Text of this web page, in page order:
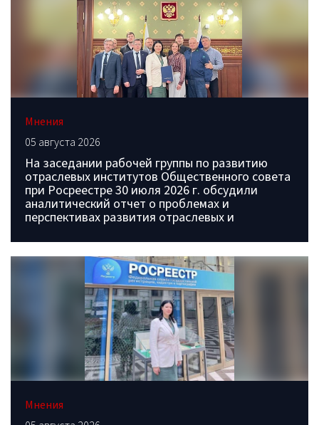
Мнения
05 августа 2026
На заседании рабочей группы по развитию
отраслевых институтов Общественного совета
при Росреестре 30 июля 2026 г. обсудили
аналитический отчет о проблемах и
перспективах развития отраслевых и
Мнения